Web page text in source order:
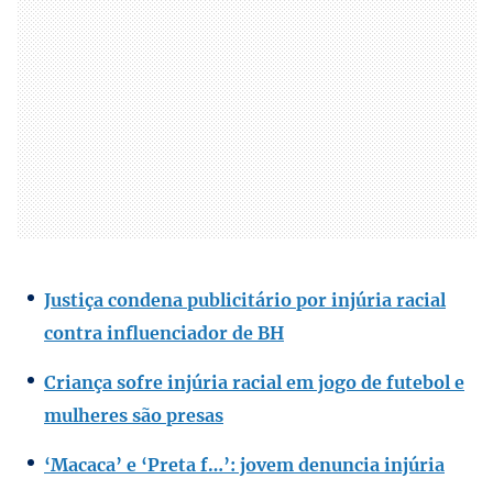
Justiça condena publicitário por injúria racial
contra influenciador de BH
Criança sofre injúria racial em jogo de futebol e
mulheres são presas
‘Macaca’ e ‘Preta f…’: jovem denuncia injúria